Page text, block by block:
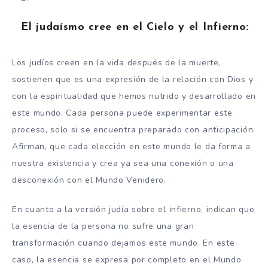
El judaísmo cree en el Cielo y el Infierno:
Los judíos creen en la vida después de la muerte,
sostienen que es una expresión de la relación con Dios y
con la espiritualidad que hemos nutrido y desarrollado en
este mundo. Cada persona puede experimentar este
proceso, solo si se encuentra preparado con anticipación.
Afirman, que cada elección en este mundo le da forma a
nuestra existencia y crea ya sea una conexión o una
desconexión con el Mundo Venidero.
En cuanto a la versión judía sobre el infierno, indican que
la esencia de la persona no sufre una gran
transformación cuando dejamos este mundo. En este
caso, la esencia se expresa por completo en el Mundo